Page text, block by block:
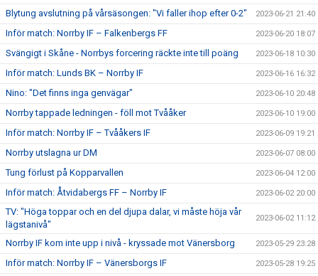
Blytung avslutning på vårsäsongen: "Vi faller ihop efter 0-2" 2023-06-21 21:40
Inför match: Norrby IF – Falkenbergs FF 2023-06-20 18:07
Svängigt i Skåne - Norrbys forcering räckte inte till poäng 2023-06-18 10:30
Inför match: Lunds BK – Norrby IF 2023-06-16 16:32
Nino: "Det finns inga genvägar" 2023-06-10 20:48
Norrby tappade ledningen - föll mot Tvååker 2023-06-10 19:00
Inför match: Norrby IF – Tvååkers IF 2023-06-09 19:21
Norrby utslagna ur DM 2023-06-07 08:00
Tung förlust på Kopparvallen 2023-06-04 12:00
Inför match: Åtvidabergs FF – Norrby IF 2023-06-02 20:00
TV: "Höga toppar och en del djupa dalar, vi måste höja vår
lägstanivå"
2023-06-02 11:12
Norrby IF kom inte upp i nivå - kryssade mot Vänersborg 2023-05-29 23:28
Inför match: Norrby IF – Vänersborgs IF 2023-05-28 19:25